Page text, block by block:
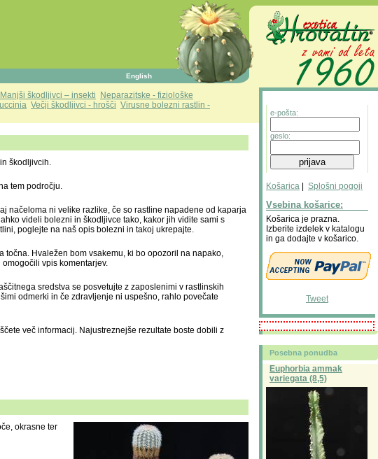
English
Manjši škodljivci – insekti
Neparazitske - fiziološke
Večji škodljivci - hrošči Virusne bolezni rastlin -
škodljivcih.
tem področju.
načeloma ni velike razlike, če so rastline napadene od kaparja
videli bolezni in škodljivce tako, kakor jih vidite sami s
poglejte na naš opis bolezni in takoj ukrepajte.
Hvaležen bom vsakemu, ki bo opozoril na napako,
vpis komentarjev.
sredstva se posvetujte z zaposlenimi v rastlinskih
odmerki in če zdravljenje ni uspešno, rahlo povečate
več informacij. Najustreznejše rezultate boste dobili z
okrasne ter
e-pošta:
geslo:
Košarica Splošni pogoji
Vsebina košarice:
Košarica je prazna.
Izberite izdelek v katalogu
in ga dodajte v košarico.
Tweet
Posebna ponudba
Euphorbia ammak
variegata (8,5)